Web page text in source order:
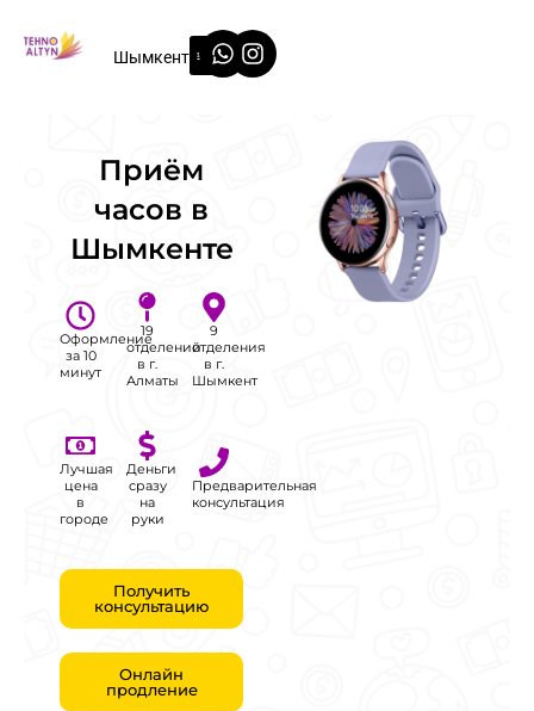
содержимому
Шымкент
Whatsapp
Instagram
Приём
часов в
Шымкенте
Оформление
за 10
минут
19
отделений
в г.
Алматы
9
отделения
в г.
Шымкент
Лучшая
цена
в
городе
Деньги
сразу
на
руки
Предварительная
консультация
Получить
консультацию
Онлайн
продление